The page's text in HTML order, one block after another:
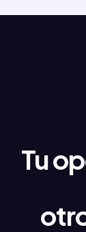
Tu